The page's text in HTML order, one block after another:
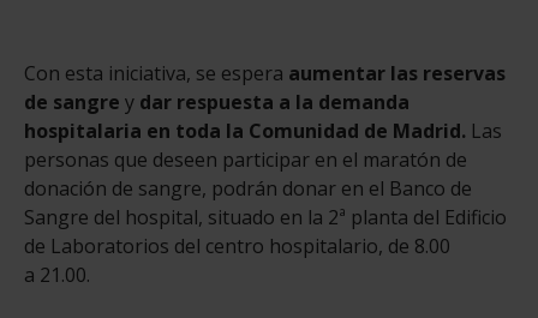
Con esta iniciativa, se espera aumentar las reservas
de sangre y dar respuesta a la demanda
hospitalaria en toda la Comunidad de Madrid. Las
personas que deseen participar en el maratón de
donación de sangre, podrán donar en el Banco de
Sangre del hospital, situado en la 2ª planta del Edificio
de Laboratorios del centro hospitalario, de 8.00
a 21.00.